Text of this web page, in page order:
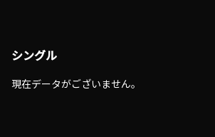
シングル
現在データがございません。